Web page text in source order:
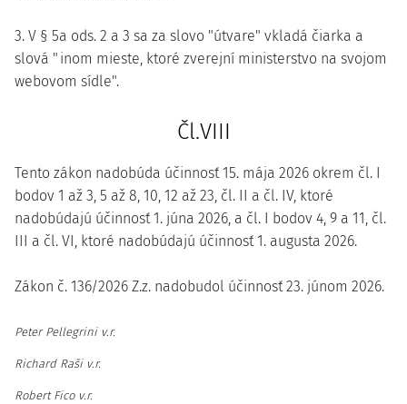
3. V § 5a ods. 2 a 3 sa za slovo "útvare" vkladá čiarka a
slová "inom mieste, ktoré zverejní ministerstvo na svojom
webovom sídle".
Čl.VIII
Tento zákon nadobúda účinnosť 15. mája 2026 okrem čl. I
bodov 1 až 3, 5 až 8, 10, 12 až 23, čl. II a čl. IV, ktoré
nadobúdajú účinnosť 1. júna 2026, a čl. I bodov 4, 9 a 11, čl.
III a čl. VI, ktoré nadobúdajú účinnosť 1. augusta 2026.
Zákon č. 136/2026 Z.z. nadobudol účinnosť 23. júnom 2026.
Peter Pellegrini v.r.
Richard Raši v.r.
Robert Fico v.r.